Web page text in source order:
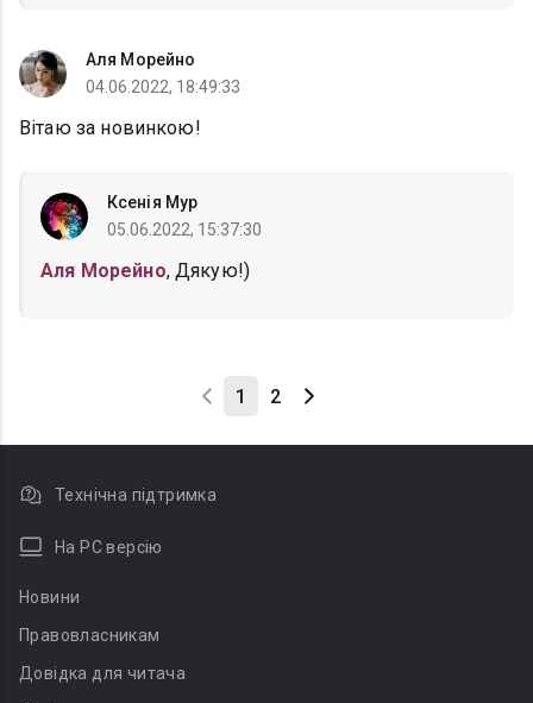
Аля Морейно
04.06.2022, 18:49:33
Вітаю за новинкою!
Ксенія Мур
05.06.2022, 15:37:30
Аля Морейно, Дякую!)
1 2
Технічна підтримка
На PC версію
Новини
Правовласникам
Довідка для читача